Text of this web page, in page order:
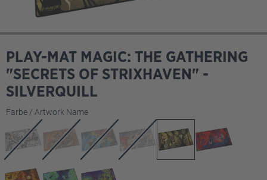
PLAY-MAT MAGIC: THE GATHERING
"SECRETS OF STRIXHAVEN" -
SILVERQUILL
Farbe / Artwork Nameauswählen